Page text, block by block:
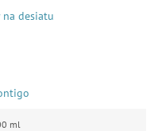
desiatu
ml